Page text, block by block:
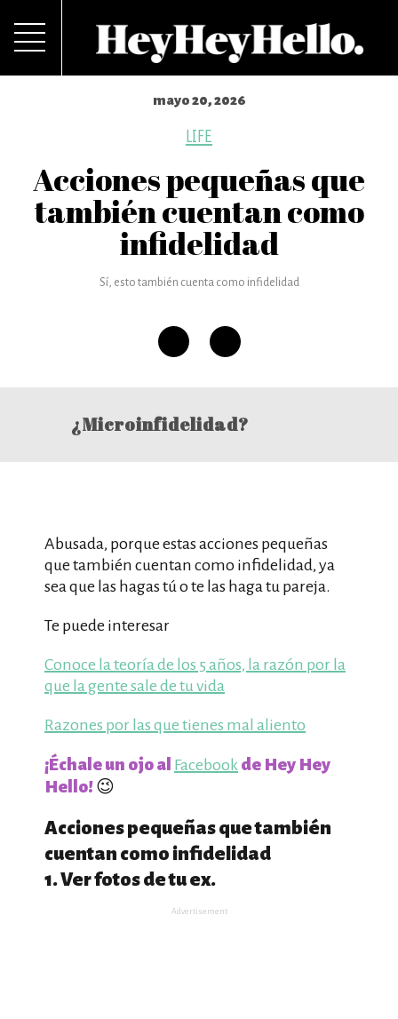
mayo 20, 2026
LIFE
Acciones pequeñas que
también cuentan como
infidelidad
Sí, esto también cuenta como infidelidad
¿Microinfidelidad?
Abusada, porque estas acciones pequeñas
que también cuentan como infidelidad, ya
sea que las hagas tú o te las haga tu pareja.
Te puede interesar
Conoce la teoría de los 5 años, la razón por la
que la gente sale de tu vida
Razones por las que tienes mal aliento
¡Échale un ojo al Facebook de Hey Hey
Hello! 😉
Acciones pequeñas que también
cuentan como infidelidad
1. Ver fotos de tu ex.
Advertisement